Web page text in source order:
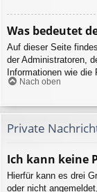
Was bedeutet
Auf dieser Seite
der Administratoren,
Informationen wie die
Nach oben
Private
Ich kann keine
Hierfür kann es drei
oder nicht